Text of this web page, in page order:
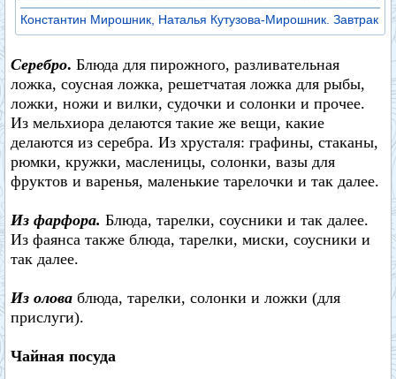
Константин Мирошник, Наталья Кутузова-Мирошник. Завтрак
Серебро. Блюда для пирожного, разливательная
ложка, соусная ложка, решетчатая ложка для рыбы,
ложки, ножи и вилки, судочки и солонки и прочее.
Из мельхиора делаются такие же вещи, какие
делаются из серебра. Из хрусталя: графины, стаканы,
рюмки, кружки, масленицы, солонки, вазы для
фруктов и варенья, маленькие тарелочки и так далее.
Из фарфора. Блюда, тарелки, соусники и так далее.
Из фаянса также блюда, тарелки, миски, соусники и
так далее.
Из олова блюда, тарелки, солонки и ложки (для
прислуги).
Чайная посуда